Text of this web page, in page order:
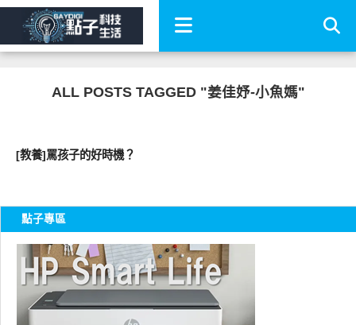
ALL POSTS TAGGED "姜佳妤-小魚媽"
[教養]罵孩子的好時機？
點子專區